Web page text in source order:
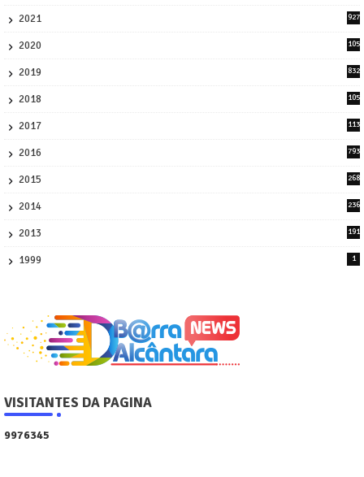
2021
927
2020
105
2019
832
2018
105
2017
113
2016
793
2015
268
2014
236
2013
191
1999 1
VISITANTES DA PAGINA
9976345